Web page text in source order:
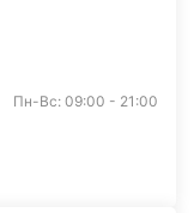
Пн-Вс: 09:00 - 21:00